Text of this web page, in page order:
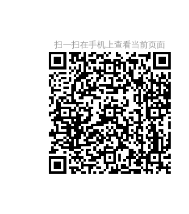
扫一扫在手机上查看当前页面